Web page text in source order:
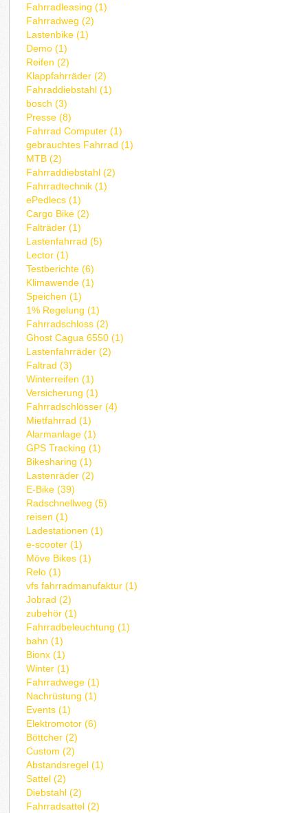
Fahrradleasing (1)
Fahrradweg (2)
Lastenbike (1)
Demo (1)
Reifen (2)
Klappfahrräder (2)
Fahraddiebstahl (1)
bosch (3)
Presse (8)
Fahrrad Computer (1)
gebrauchtes Fahrrad (1)
MTB (2)
Fahrraddiebstahl (2)
Fahrradtechnik (1)
ePedlecs (1)
Cargo Bike (2)
Falträder (1)
Lastenfahrrad (5)
Lector (1)
Testberichte (6)
Klimawende (1)
Speichen (1)
1% Regelung (1)
Fahrradschloss (2)
Ghost Cagua 6550 (1)
Lastenfahrräder (2)
Faltrad (3)
Winterreifen (1)
Versicherung (1)
Fahrradschlösser (4)
Mietfahrrad (1)
Alarmanlage (1)
GPS Tracking (1)
Bikesharing (1)
Lastenräder (2)
E-Bike (39)
Radschnellweg (5)
reisen (1)
Ladestationen (1)
e-scooter (1)
Möve Bikes (1)
Relo (1)
vfs fahrradmanufaktur (1)
Jobrad (2)
zubehör (1)
Fahrradbeleuchtung (1)
bahn (1)
Bionx (1)
Winter (1)
Fahrradwege (1)
Nachrüstung (1)
Events (1)
Elektromotor (6)
Böttcher (2)
Custom (2)
Abstandsregel (1)
Sattel (2)
Diebstahl (2)
Fahrradsattel (2)